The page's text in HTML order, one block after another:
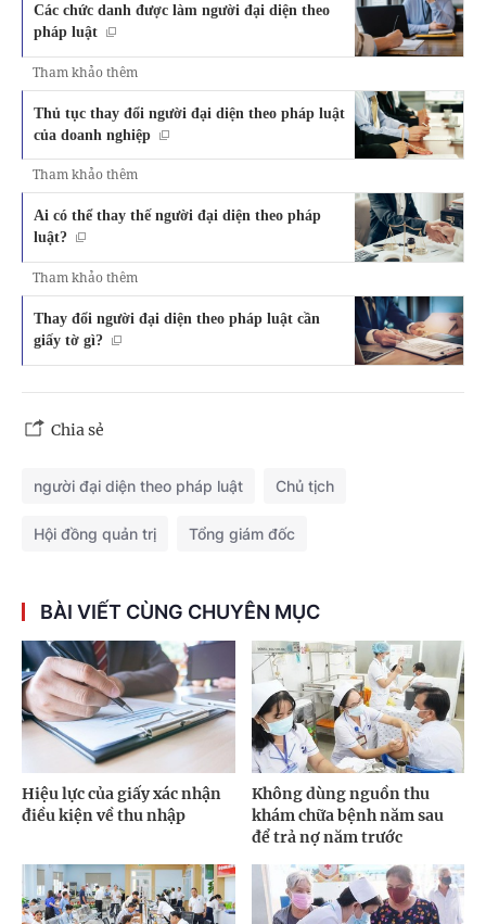
Các chức danh được làm người đại diện theo
pháp luật
Tham khảo thêm
Thủ tục thay đổi người đại diện theo pháp luật
của doanh nghiệp
Tham khảo thêm
Ai có thể thay thế người đại diện theo pháp
luật?
Tham khảo thêm
Thay đổi người đại diện theo pháp luật cần
giấy tờ gì?
Chia sẻ
người đại diện theo pháp luật Chủ tịch
Hội đồng quản trị Tổng giám đốc
BÀI VIẾT CÙNG CHUYÊN MỤC
Hiệu lực của giấy xác nhận
điều kiện về thu nhập
Không dùng nguồn thu
khám chữa bệnh năm sau
để trả nợ năm trước